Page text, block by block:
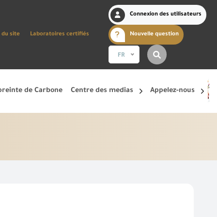
du site Laboratoires certifiés
Connexion des utilisateurs
Nouvelle question
FR
de Carbone Centre des medias Appelez-nous